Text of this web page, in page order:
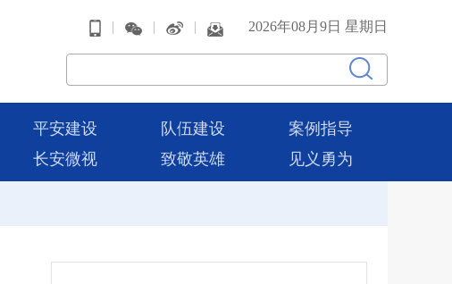
| | | 2026年08月9日 星期日
平安建设 队伍建设
案例指导
长安微视 致敬英雄 见义勇为